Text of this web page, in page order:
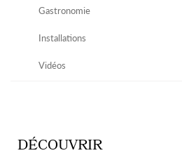
Gastronomie
Installations
Vidéos
DÉCOUVRIR